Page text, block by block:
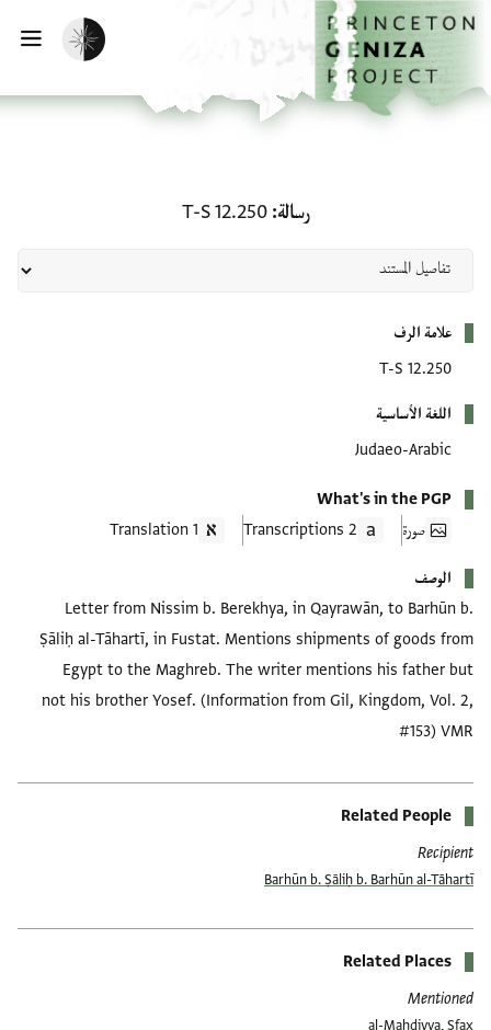
إلى المحتوى الرئيسي
الرئيسية
تفعيل الوضع المظلم
رسالة T-S 12.250
علامة الرف
T-S 12.250
اللغة الأساسية
Judaeo-Arabic
What's in the PGP
صورة
2 Transcriptions
1 Translation
الوصف
Letter from Nissim b. Berekhya, in Qayrawān, to Barhūn b.
Ṣāliḥ al-Tāhartī, in Fustat. Mentions shipments of goods from
Egypt to the Maghreb. The writer mentions his father but
not his brother Yosef. (Information from Gil, Kingdom, Vol. 2,
#153) VMR
Related People
Recipient
Barhūn b. Ṣāliḥ b. Barhūn al-Tāhartī
Related Places
Mentioned
al-Mahdiyya,Sfax